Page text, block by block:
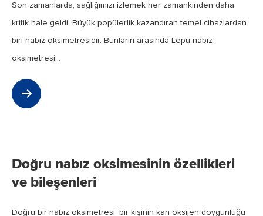
Son zamanlarda, sağlığımızı izlemek her zamankinden daha
kritik hale geldi. Büyük popülerlik kazandıran temel cihazlardan
biri nabız oksimetresidir. Bunların arasında Lepu nabız
oksimetresi...
Doğru nabız oksimesinin özellikleri
ve bileşenleri
Doğru bir nabız oksimetresi, bir kişinin kan oksijen doygunluğu